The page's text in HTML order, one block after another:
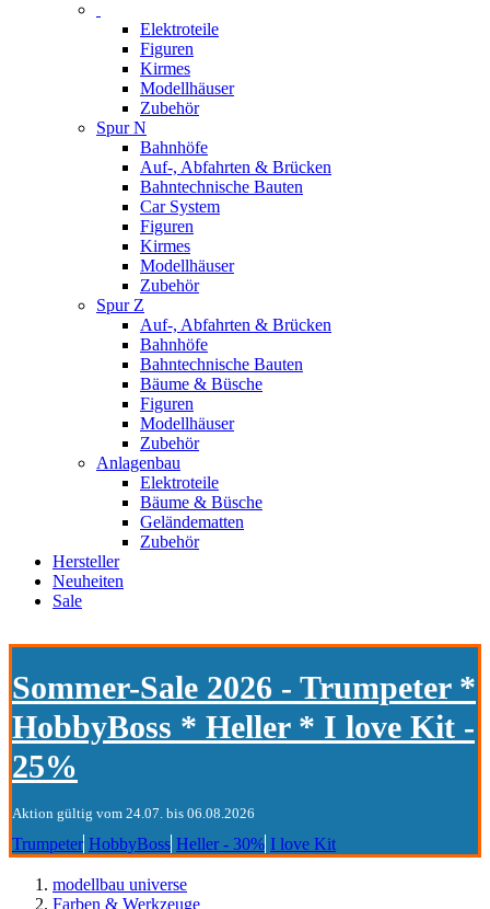
Elektroteile
Figuren
Kirmes
Modellhäuser
Zubehör
Spur N
Bahnhöfe
Auf-, Abfahrten & Brücken
Bahntechnische Bauten
Car System
Figuren
Kirmes
Modellhäuser
Zubehör
Spur Z
Auf-, Abfahrten & Brücken
Bahnhöfe
Bahntechnische Bauten
Bäume & Büsche
Figuren
Modellhäuser
Zubehör
Anlagenbau
Elektroteile
Bäume & Büsche
Geländematten
Zubehör
Hersteller
Neuheiten
Sale
Sommer-Sale 2026 - Trumpeter *
HobbyBoss * Heller * I love Kit -
25%
Aktion gültig vom 24.07. bis 06.08.2026
Trumpeter HobbyBoss Heller - 30% I love Kit
modellbau universe
Farben & Werkzeuge